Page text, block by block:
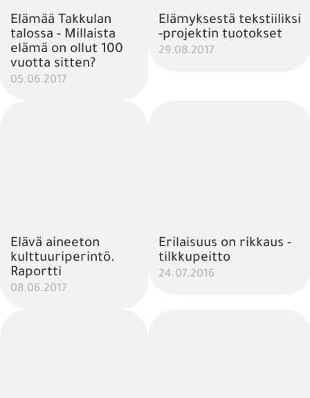
Elämää Takkulan
talossa - Millaista
elämä on ollut 100
vuotta sitten?
05.06.2017
Elämyksestä tekstiiliksi
-projektin tuotokset
29.08.2017
Elävä aineeton
kulttuuriperintö.
Raportti
08.06.2017
Erilaisuus on rikkaus -
tilkkupeitto
24.07.2016